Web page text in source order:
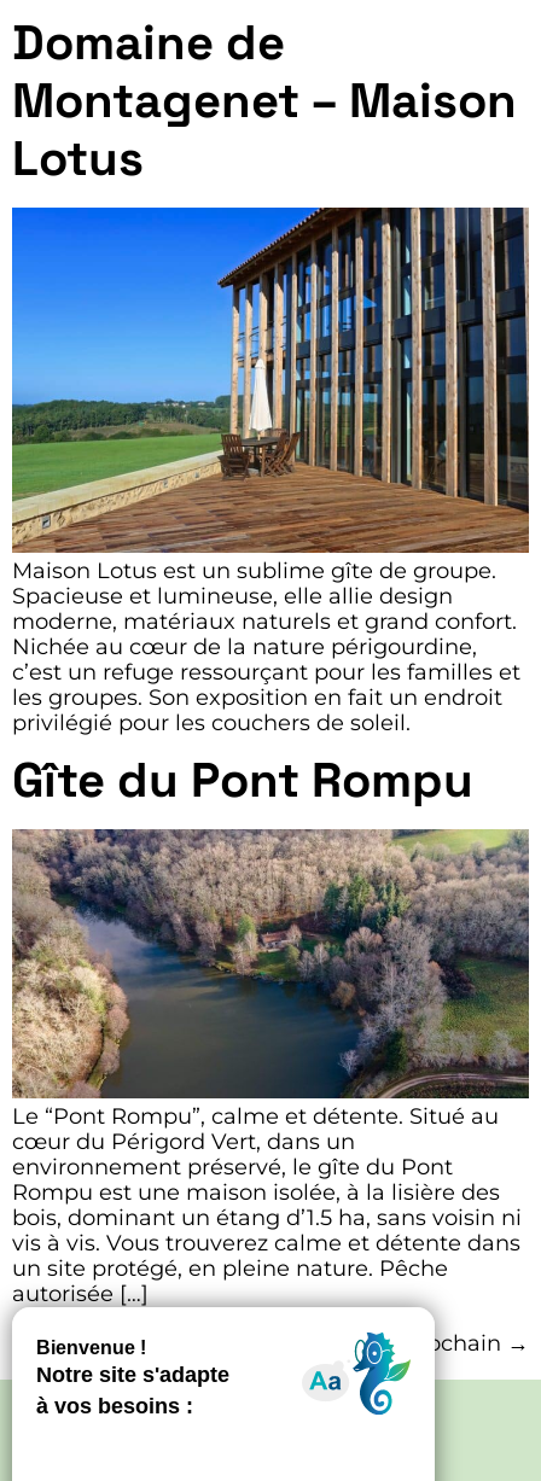
Domaine de
Montagenet – Maison
Lotus
Maison Lotus est un sublime gîte de groupe.
Spacieuse et lumineuse, elle allie design
moderne, matériaux naturels et grand confort.
Nichée au cœur de la nature périgourdine,
c’est un refuge ressourçant pour les familles et
les groupes. Son exposition en fait un endroit
privilégié pour les couchers de soleil.
Gîte du Pont Rompu
Le “Pont Rompu”, calme et détente. Situé au
cœur du Périgord Vert, dans un
environnement préservé, le gîte du Pont
Rompu est une maison isolée, à la lisière des
bois, dominant un étang d’1.5 ha, sans voisin ni
vis à vis. Vous trouverez calme et détente dans
un site protégé, en pleine nature. Pêche
autorisée […]
Prochain →
Politique de confidentialité
Mentions